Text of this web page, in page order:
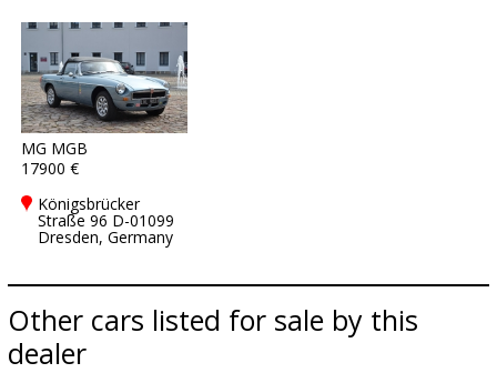
MG MGB
17900 €
Königsbrücker
Straße 96 D-01099
Dresden, Germany
Other cars listed for sale by this
dealer